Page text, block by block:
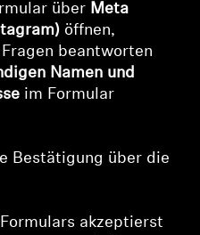
über Meta
öffnen,
beantworten
Namen und
im Formular
Bestätigung über die
akzeptierst